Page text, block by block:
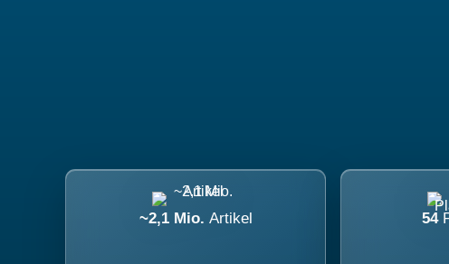
~2,1 Mio. Artikel 54